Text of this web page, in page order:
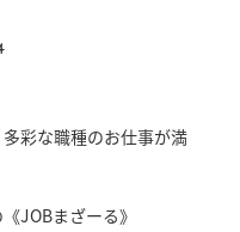
彩な職種のお仕事が満
JOBまざーる》